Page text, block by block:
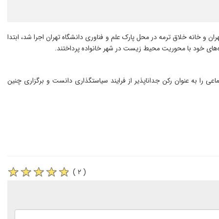
و خانه خلاق ترمه در محل پارک علم و فناوری دانشگاه تهران اجرا شد، ابتدا
خود با محوریت محیط زیست در شهر خانواده پرداختند.
را به عنوان رکن جداناپذیر از فرایند سیاستگذاری دانست و برگزاری چنین